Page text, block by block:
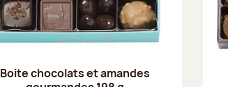
Boite chocolats et amandes